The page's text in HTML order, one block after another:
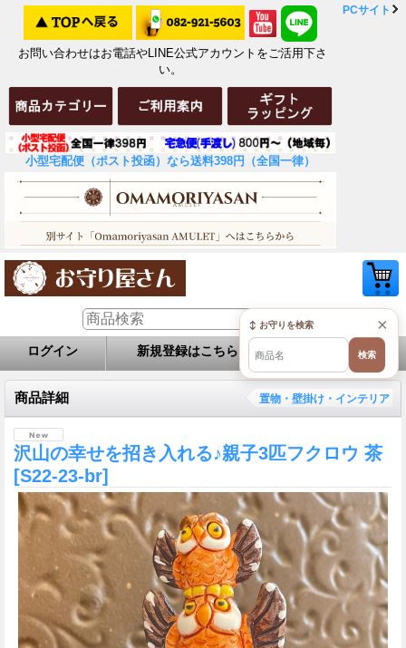
お問い合わせはお電話やLINE公式アカウントをご活用下さ
い。
小型宅配便（ポスト投函）なら送料398円（全国一律）
PCサイト
ログイン 新規登録はこちら お問い合せ
商品詳細 置物・壁掛け・インテリア
沢山の幸せを招き入れる♪親子3匹フクロウ 茶
[S22-23-br]
×
↕ お守りを検索
検索